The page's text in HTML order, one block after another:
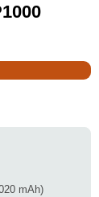
mAh)